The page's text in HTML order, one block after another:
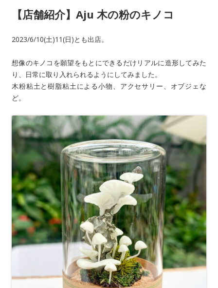
k
【店舗紹介】Aju 木の粉のキノコ
2023/6/10(土)11(日)とも出店。
想像のキノコを願望をもとにできるだけリアルに造形してみた
り、日常に取り入れられるようにしてみました。
木粉粘土と樹脂粘土による小物、アクセサリー、オブジェな
ど。